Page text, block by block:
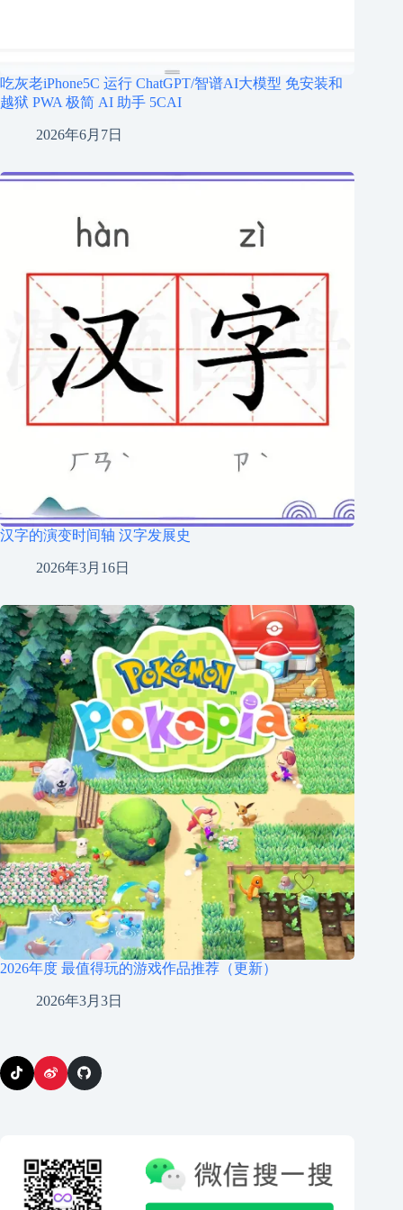
吃灰老iPhone5C 运行 ChatGPT/智谱AI大模型 免安装和
越狱 PWA 极简 AI 助手 5CAI
2026年6月7日
汉字的演变时间轴 汉字发展史
2026年3月16日
2026年度 最值得玩的游戏作品推荐（更新）
2026年3月3日